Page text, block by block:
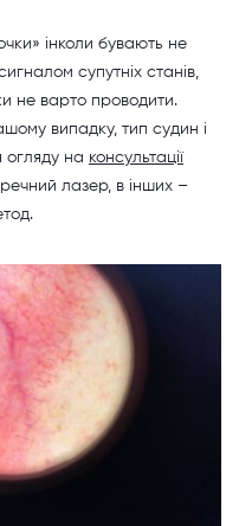
інколи бувають не
супутніх станів,
не варто проводити.
випадку, тип судин і
огляду на консультації
лазер, в інших –